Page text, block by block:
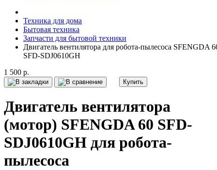
Техника для дома
Бытовая техника
Запчасти для бытовой техники
Двигатель вентилятора для робота-пылесоса SFENGDA
SFD-SDJ0610GH
1 500 р.
Купить
Двигатель вентилятора
(мотор) SFENGDA 60 SFD-
SDJ0610GH для робота-
пылесоса